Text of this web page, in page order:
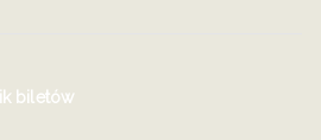
biletów